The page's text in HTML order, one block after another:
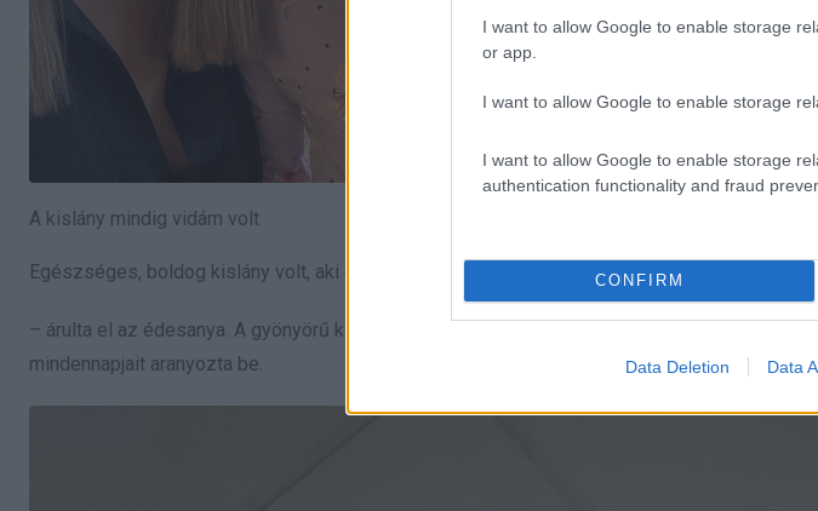
I want to allow Google to enable storage
or app.
I want to allow Google to enable storage
I want to allow Google to enable storage
authentication functionality and fraud
CONFIRM
Data Deletion Data
A kislány mindig vidám volt
Egészséges, boldog kislány volt, aki előzmények nélkül halt meg
– árulta el az édesanya. A gyönyörű kislány táncolni tanult, pezsgő, örökké vidám és
mindennapjait aranyozta be.